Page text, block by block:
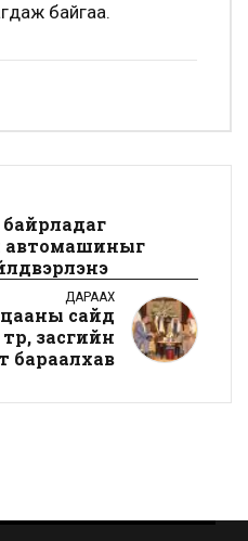
байгаа.
байрладаг
автомашиныг
ДАРААХ
сайд
засгийн
бараалхав